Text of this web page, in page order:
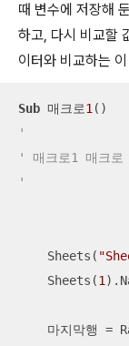
때 변수에 저장해
하고, 다시 비교할
이터와 비교하는
Sub 매크로1
'
' 매크로1 매크로
'
    Sheets(
    Sheets(
1
마지막행 =